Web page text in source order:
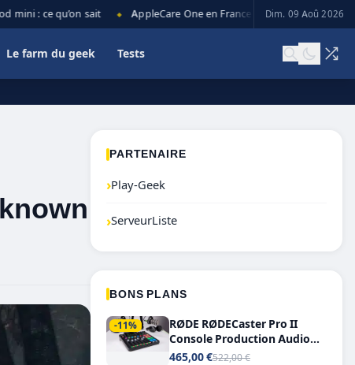
: ce qu’on sait AppleCare One en France : prix, couverture et
Dim. 09 Aoû 2026
Le farm du geek Tests
PARTENAIRE
›Play-Geek
›ServeurListe
BONS PLANS
-11%
RØDE RØDECaster Pro II
Console Production Audio
Tout-en-Un, Bluetooth et
465,00 €522,00 €